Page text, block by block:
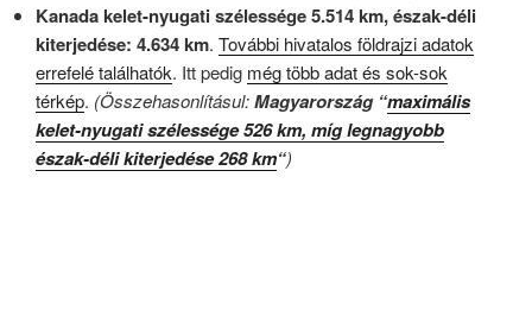
Kanada kelet-nyugati szélessége 5.514 km, észak-déli
kiterjedése: 4.634 km. További hivatalos földrajzi adatok
errefelé találhatók. Itt pedig még több adat és sok-sok
térkép. (Összehasonlításul:Magyarország “maximális
kelet-nyugati szélessége 526 km, míg legnagyobb
észak-déli kiterjedése 268 km“)